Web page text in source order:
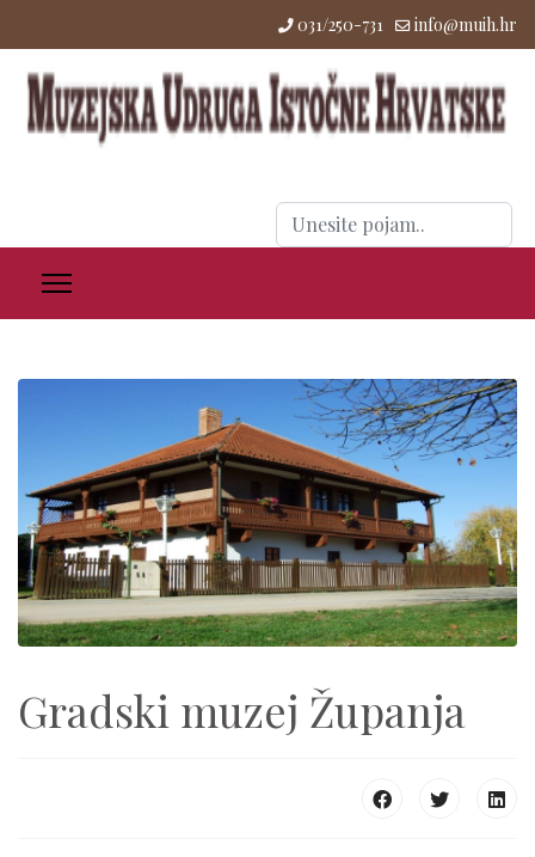
031/250-731 info@muih.hr
Traži
...
Gradski muzej Županja